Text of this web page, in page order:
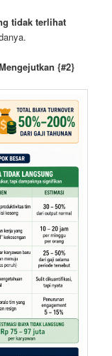
tidak terlihat
{#2}